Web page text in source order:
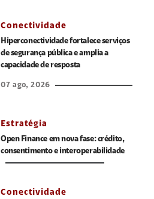
Conectividade
Hiperconectividade fortalece serviços
de segurança pública e amplia a
capacidade de resposta
07 ago, 2026
Estratégia
Open Finance em nova fase: crédito,
consentimento e interoperabilidade
Conectividade